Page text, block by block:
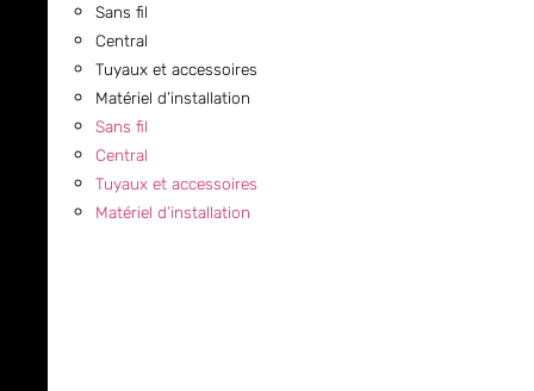
Sans fil
Central
Tuyaux et accessoires
Matériel d’installation
Sans fil
Central
Tuyaux et accessoires
Matériel d’installation